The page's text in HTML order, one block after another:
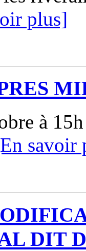
plus]
à
savoir
DIT